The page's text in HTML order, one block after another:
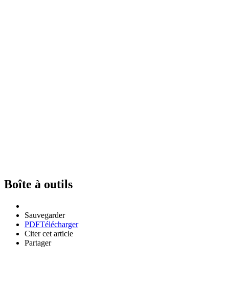
Boîte à outils
Sauvegarder
PDFTélécharger
Citer cet article
Partager